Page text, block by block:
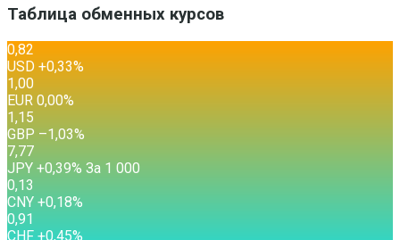
Таблица обменных курсов
0,82
USD +0,33%
1,00
EUR 0,00%
1,15
GBP –1,03%
7,77
JPY +0,39% За 1 000
0,13
CNY +0,18%
0,91
CHF +0,45%